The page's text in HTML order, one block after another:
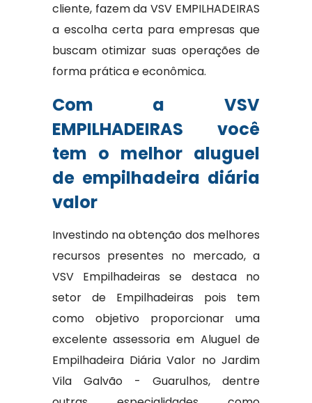
cliente, fazem da VSV EMPILHADEIRAS
a escolha certa para empresas que
buscam otimizar suas operações de
forma prática e econômica.
Com a VSV
EMPILHADEIRAS você
tem o melhor aluguel
de empilhadeira diária
valor
Investindo na obtenção dos melhores
recursos presentes no mercado, a
VSV Empilhadeiras se destaca no
setor de Empilhadeiras pois tem
como objetivo proporcionar uma
excelente assessoria em Aluguel de
Empilhadeira Diária Valor no Jardim
Vila Galvão - Guarulhos, dentre